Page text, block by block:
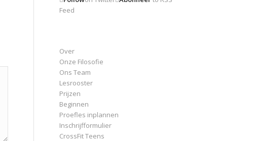
Feed
Over
Onze Filosofie
Ons Team
Lesrooster
Prijzen
Beginnen
Proefles inplannen
Inschrijfformulier
CrossFit Teens